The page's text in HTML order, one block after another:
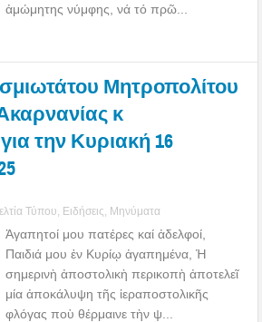
ἀμώμητης νύμφης, νά τό πρῶ...
Μητροπολίτου
κ
την Κυριακή 16
Τύπου Ειδήσεις Μηνύματα
Ἀγαπητοί μου πατέρες καί ἀδελφοί,
Παιδιά μου ἐν Κυρίῳ ἀγαπημένα, Ἡ
σημερινὴ ἀποστολικὴ περικοπὴ ἀποτελεῖ
μία ἀποκάλυψη τῆς ἱεραποστολικῆς
φλόγας ποὺ θέρμαινε τὴν ψ...